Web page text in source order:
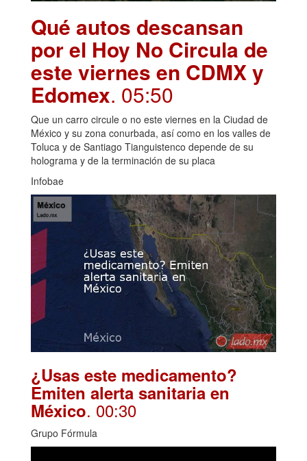
Qué autos descansan
por el Hoy No Circula de
este viernes en CDMX y
Edomex. 05:50
Que un carro circule o no este viernes en la Ciudad de
México y su zona conurbada, así como en los valles de
Toluca y de Santiago Tianguistenco depende de su
holograma y de la terminación de su placa
Infobae
¿Usas este medicamento?
Emiten alerta sanitaria en
México. 00:30
Grupo Fórmula